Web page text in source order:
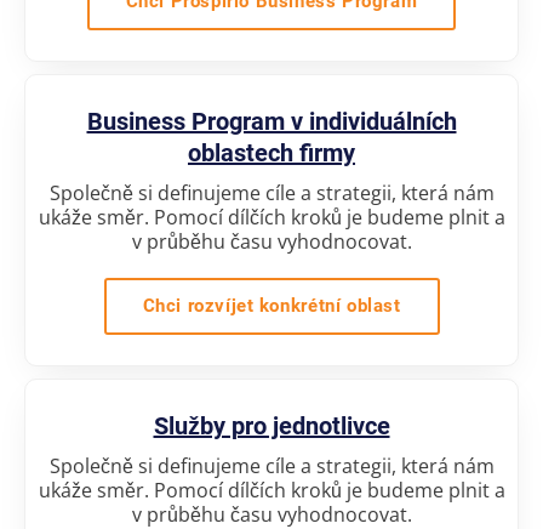
Business Program v individuálních
oblastech firmy
Společně si definujeme cíle a strategii, která nám
ukáže směr. Pomocí dílčích kroků je budeme plnit a
v průběhu času vyhodnocovat.
Chci rozvíjet konkrétní oblast
Služby pro jednotlivce
Společně si definujeme cíle a strategii, která nám
ukáže směr. Pomocí dílčích kroků je budeme plnit a
v průběhu času vyhodnocovat.